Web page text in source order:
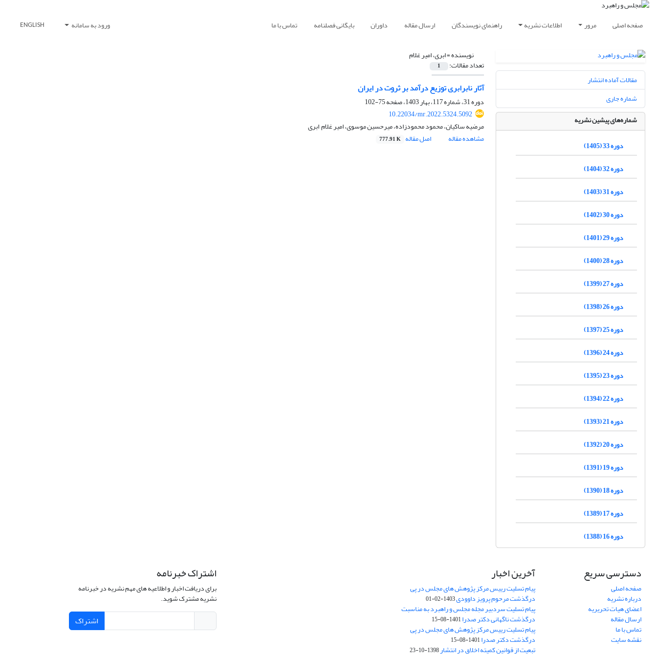
صفحه اصلی مرور اطلاعات نشریه راهنمای نویسندگان ارسال مقاله داوران بایگانی فصلنامه تماس با ما ورود به سامانه ENGLISH
نویسنده =ابری، امیر غلام ‌
تعداد مقالات: 1
آثار نابرابری توزیع درآمد بر ثروت در ایران
دوره 31، شماره 117، بهار 1403، صفحه
75-102
10.22034/mr.2022.5324.5092
مرضیه ساکیان، محمود محمودزاده، میرحسین موسوی، امیر غلام ‌ ابری
مشاهده مقاله
اصل مقاله 777.91 K
مقالات آماده انتشار
شماره جاری
شماره‌های پیشین نشریه
دوره 33 (1405)
دوره 32 (1404)
دوره 31 (1403)
دوره 30 (1402)
دوره 29 (1401)
دوره 28 (1400)
دوره 27 (1399)
دوره 26 (1398)
دوره 25 (1397)
دوره 24 (1396)
دوره 23 (1395)
دوره 22 (1394)
دوره 21 (1393)
دوره 20 (1392)
دوره 19 (1391)
دوره 18 (1390)
دوره 17 (1389)
دوره 16 (1388)
دسترسی سریع
صفحه اصلی
درباره نشریه
اعضای هیات تحریریه
ارسال مقاله
تماس با ما
نقشه سایت
آخرین اخبار
پیام تسلیت رییس مرکز پژوهش های مجلس در پی
درگذشت مرحوم پرویز داوودی1403-02-01
پیام تسلیت سردبیر مجله مجلس و راهبرد به مناسبت
درگذشت ناگهانی دکتر صدرا1401-08-15
پیام تسلیت رییس مرکز پژوهش های مجلس در پی
درگذشت دکتر صدرا1401-08-15
تبعیت از قوانین کمیته اخلاق در انتشار1398-10-23
اشتراک خبرنامه
برای دریافت اخبار و اطلاعیه های مهم نشریه در خبرنامه
نشریه مشترک شوید.
اشتراک